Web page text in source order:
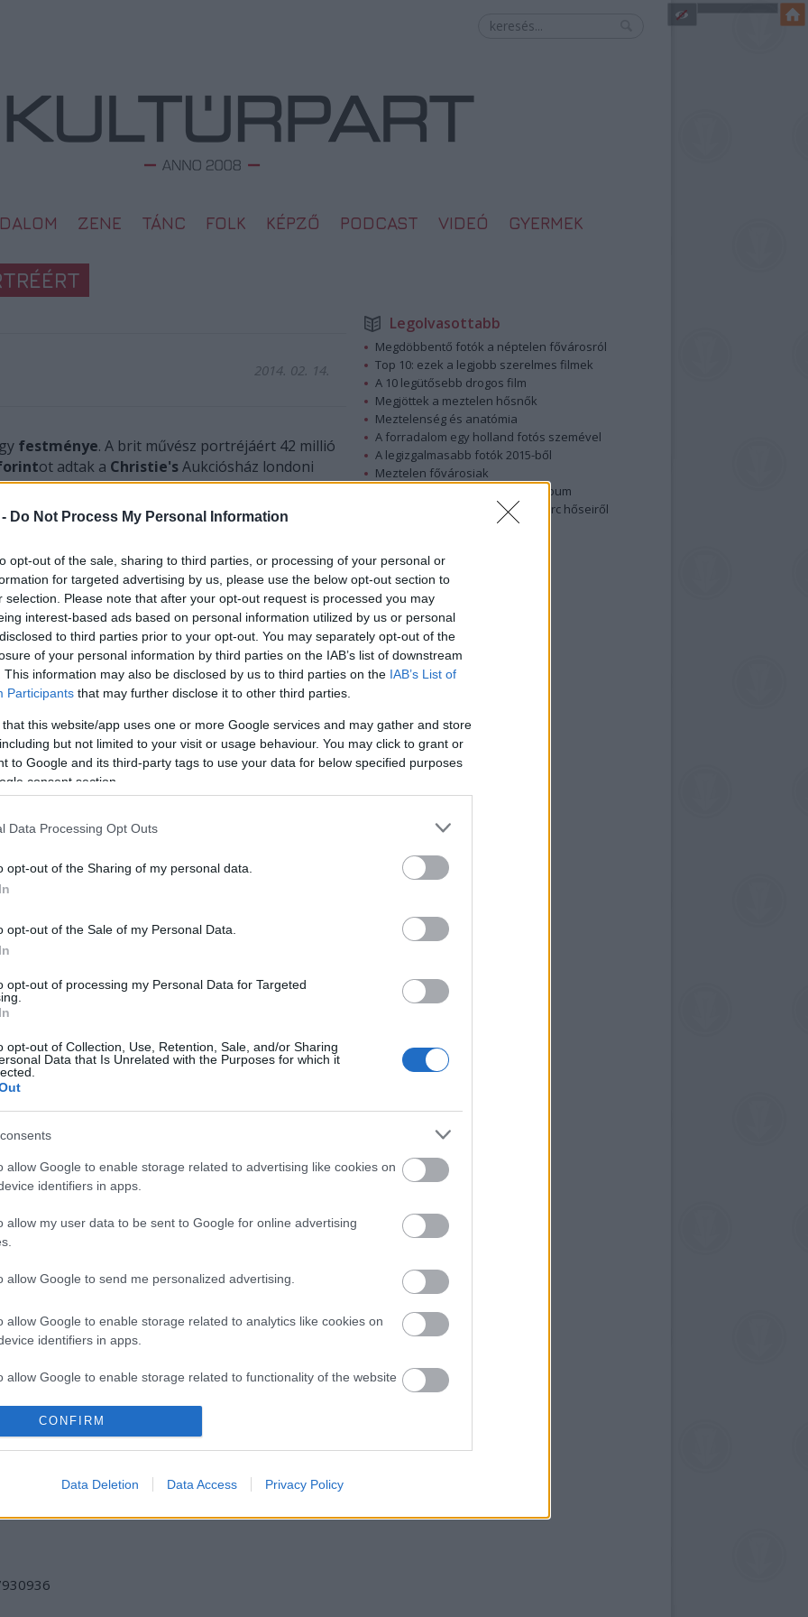
Do Not Process My Personal Information
opt-out of the sale, sharing to third parties, or processing of your personal or
for targeted advertising by us, please use the below opt-out section to
selection. Please note that after your opt-out request is processed you may
interest-based ads based on personal information utilized by us or personal
to third parties prior to your opt-out. You may separately opt-out of the
of your personal information by third parties on the IAB’s list of downstream
This information may also be disclosed by us to third parties on the IAB’s List of
Participants that may further disclose it to other third parties.
that this website/app uses one or more Google services and may gather and store
but not limited to your visit or usage behaviour. You may click to grant or
to Google and its third-party tags to use your data for below specified purposes
consent section.
Data Processing Opt Outs
opt-out of the Sharing of my personal data.
opt-out of the Sale of my Personal Data.
opt-out of processing my Personal Data for Targeted
opt-out of Collection, Use, Retention, Sale, and/or Sharing
Data that Is Unrelated with the Purposes for which it
allow Google to enable storage related to advertising like cookies on
identifiers in apps.
allow my user data to be sent to Google for online advertising
allow Google to send me personalized advertising.
allow Google to enable storage related to analytics like cookies on
identifiers in apps.
allow Google to enable storage related to functionality of the website
allow Google to enable storage related to personalization.
allow Google to enable storage related to security, including
functionality and fraud prevention, and other user protection.
CONFIRM
Data Deletion Data Access Privacy Policy
ZENE TÁNC FOLK KÉPZŐ PODCAST VIDEÓ GYERMEK
2014. 02. 14.
festménye. A brit művész portréjáért 42 millió
ot adtak a Christie'sAukciósház londoni
senki nem fizetett festményért - közölte az
Bacon 1966-ban készült, 183 centiméter magas
Dyer Talking
(George Dyer portréja beszéd
is 30 millió font (10 milliárd forint) körüli
Dyer Talking (George Dyer portréja beszéd közben) c.
Hirado.hu/EPA/Facundo Arrizabalaga)
áron elkelt képét, atavaly novemberben
elárverezett,Három tanulmány Lucien Freudról
le trónjáról az addigi csúcstartót, Edvard
amelyért tavaly 119,9 millió dollárt (27 milliárd
ART AND
ANTIQUE:
FEBRUÁR 6-ÁN
MŰVÉSZETI
DÉL-AFRIKÁBAN
IS RAJONGANAK
SZOCREÁLÉRT
Legolvasottabb
Megdöbbentő fotók a néptelen fővárosról
Top 10: ezek a legjobb szerelmes filmek
A 10 legütősebb drogos film
Megjöttek a meztelen hősnők
Meztelenség és anatómia
A forradalom egy holland fotós szemével
A legizgalmasabb fotók 2015-ből
Meztelen fővárosiak
Készülőben a nagy meztelen album
Nézd meg a 48-as szabadságharc hőseiről
Hírlevél feliratkozás